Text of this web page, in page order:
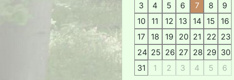
3
4 5 6 7 8
9
10
11 12 13 14 15
16
17
18 19 20 21 22 23
24 25 26 27 28 29 30
31
1 2 3 4 5 6